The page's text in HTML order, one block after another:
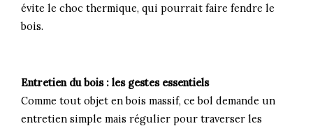
évite le choc thermique, qui pourrait faire fendre le
bois.
Entretien du bois : les gestes essentiels
Comme tout objet en bois massif, ce bol demande un
entretien simple mais régulier pour traverser les